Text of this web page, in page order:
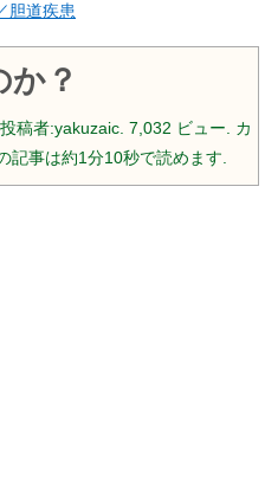
胆道疾患
か？
稿者:yakuzaic. 7,032 ビュー. カ
記事は約1分10秒で読めます.